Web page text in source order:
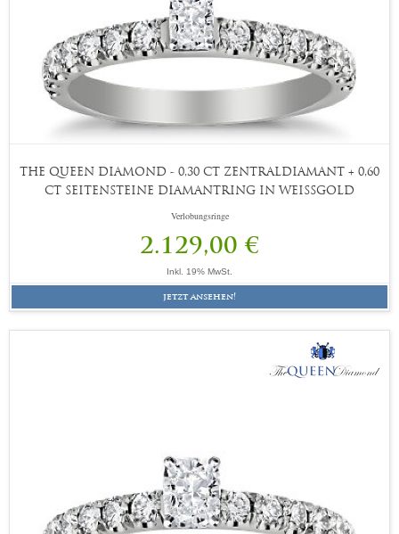
THE QUEEN DIAMOND - 0,30 CT ZENTRALDIAMANT + 0,60
CT SEITENSTEINE DIAMANTRING IN WEISSGOLD
Verlobungsringe
2.129,00 €
Inkl. 19% MwSt.
jetzt ansehen!